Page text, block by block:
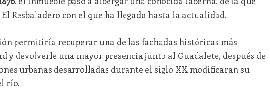
Resbaladero con el que ha llegado hasta la actualidad.
permitiría recuperar una de las fachadas históricas más
y devolverle una mayor presencia junto al Guadalete, después de
urbanas desarrolladas durante el siglo XX modificaran su
río.